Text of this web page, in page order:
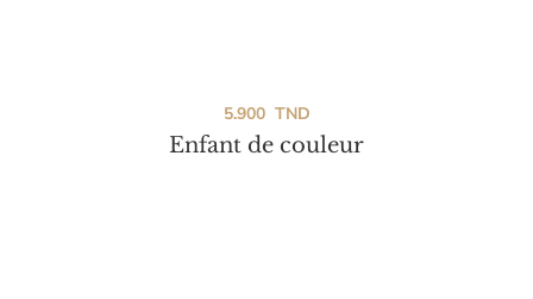
Enfant de couleur
5.900 TND